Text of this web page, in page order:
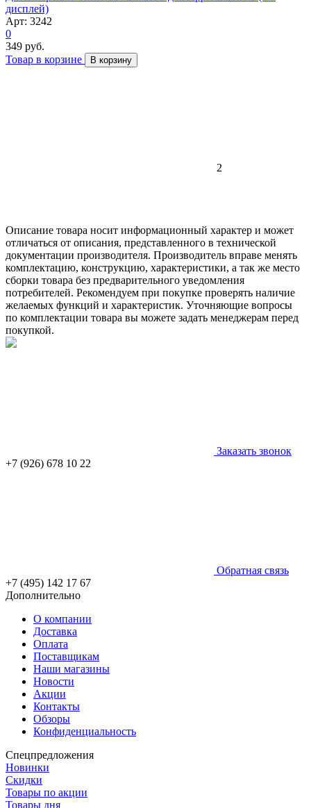
дисплей)
Арт: 3242
0
349 руб.
Товар в корзине
В корзину
2
Описание товара носит информационный характер и может
отличаться от описания, представленного в технической
документации производителя. Производитель вправе менять
комплектацию, конструкцию, характеристики, а так же место
сборки товара без предварительного уведомления
потребителей. Рекомендуем при покупке проверять наличие
желаемых функций и характеристик. Уточняющие вопросы
по комплектации товара вы можете задать менеджерам перед
покупкой.
Заказать звонок
+7 (926) 678 10 22
Обратная связь
+7 (495) 142 17 67
Дополнительно
О компании
Доставка
Оплата
Поставщикам
Наши магазины
Новости
Акции
Контакты
Обзоры
Конфиденциальность
Спецпредложения
Новинки
Скидки
Товары по акции
Товары дня